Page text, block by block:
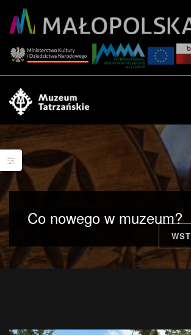
Co nowego w muzeum?